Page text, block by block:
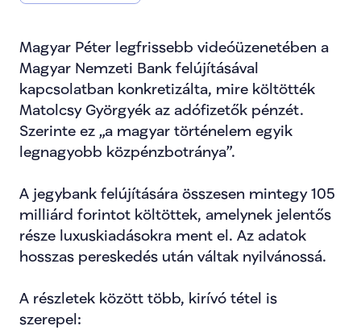
Magyar Péter legfrissebb videóüzenetében a
Magyar Nemzeti Bank felújításával
kapcsolatban konkretizálta, mire költötték
Matolcsy Györgyék az adófizetők pénzét.
Szerinte ez „a magyar történelem egyik
legnagyobb közpénzbotránya”.
A jegybank felújítására összesen mintegy 105
milliárd forintot költöttek, amelynek jelentős
része luxuskiadásokra ment el. Az adatok
hosszas pereskedés után váltak nyilvánossá.
A részletek között több, kirívó tétel is
szerepel: